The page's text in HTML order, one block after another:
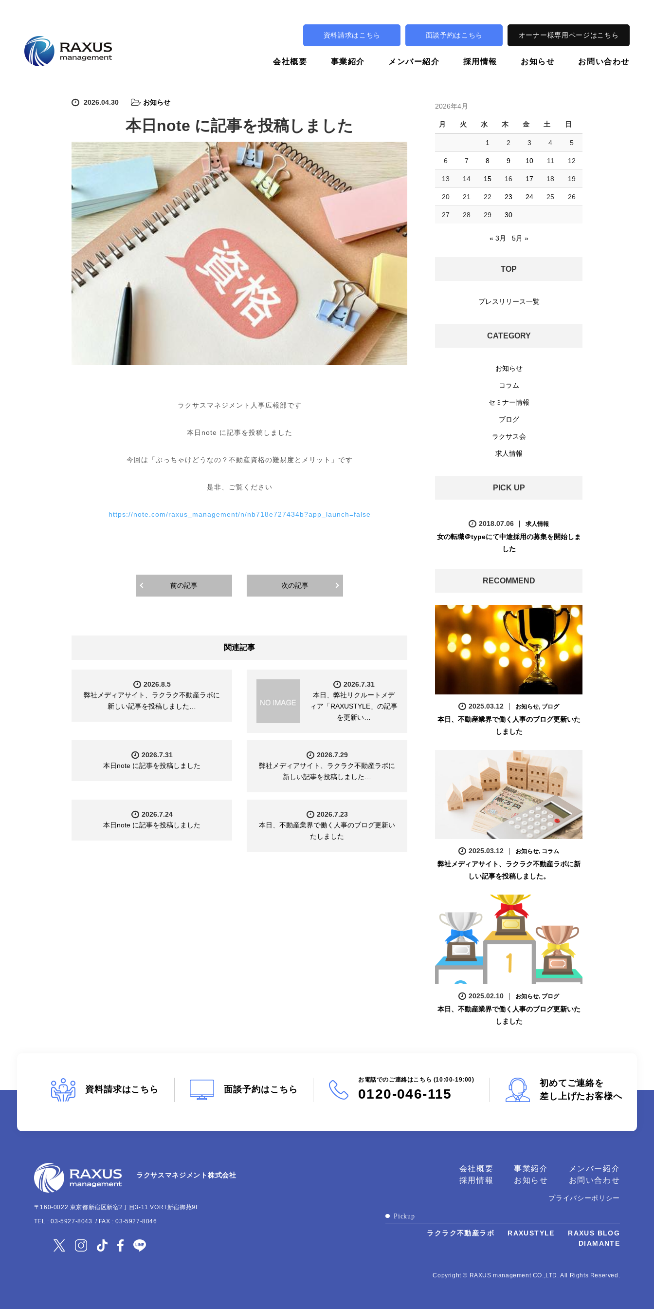
資料請求はこちら 面談予約はこちら オーナー様専用ページはこちら
会社概要 事業紹介 メンバー紹介 採用情報 お知らせ お問い合わせ
2026.04.30 お知らせ
本日note に記事を投稿しました
ラクサスマネジメント人事広報部です
本日note に記事を投稿しました
今回は「ぶっちゃけどうなの？不動産資格の難易度とメリット」です
是非、ご覧ください
https://note.com/raxus_management/n/nb718e727434b?app_launch=false
前の記事 次の記事
関連記事
2026.8.5
弊社メディアサイト、ラクラク不動産ラボに
新しい記事を投稿しました…
2026.7.31
本日、弊社リクルートメデ
ィア「RAXUSTYLE」の記事
を更新い…
2026.7.31
本日note に記事を投稿しました
2026.7.29
弊社メディアサイト、ラクラク不動産ラボに
新しい記事を投稿しました…
2026.7.24
本日note に記事を投稿しました
2026.7.23
本日、不動産業界で働く人事のブログ更新い
たしました
2026年4月
月 火 水 木 金 土 日
1 2 3 4 5
6 7 8 9 10 11 12
13 14 15 16 17 18 19
20 21 22 23 24 25 26
27 28 29 30
« 3月 5月 »
TOP
プレスリリース一覧
CATEGORY
お知らせ
コラム
セミナー情報
ブログ
ラクサス会
求人情報
PICK UP
2018.07.06 求人情報
女の転職＠typeにて中途採用の募集を開始しま
した
RECOMMEND
2025.03.12 お知らせ, ブログ
本日、不動産業界で働く人事のブログ更新いた
しました
2025.03.12 お知らせ, コラム
弊社メディアサイト、ラクラク不動産ラボに新
しい記事を投稿しました。
2025.02.10 お知らせ, ブログ
本日、不動産業界で働く人事のブログ更新いた
しました
資料請求はこちら 面談予約はこちら
お電話でのご連絡はこちら (10:00-19:00)
0120-046-115
初めてご連絡を
差し上げたお客様へ
ラクサスマネジメント株式会社
〒160-0022 東京都新宿区新宿2丁目3-11 VORT新宿御苑9F
TEL :03-5927-8043 / FAX : 03-5927-8046
会社概要 事業紹介
メンバー紹介
採用情報
お知らせ お問い合わせ
プライバシーポリシー
Pickup
ラクラク不動産ラボ RAXUSTYLE
RAXUS BLOG
DIAMANTE
Copyright © RAXUS management CO.,LTD. All Rights Reserved.